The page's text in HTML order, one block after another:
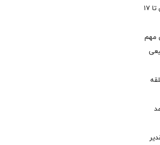
مغایرت‌ باقیمانده حساب‌های مشتریان تا ۱۷
10 شاخص مهم